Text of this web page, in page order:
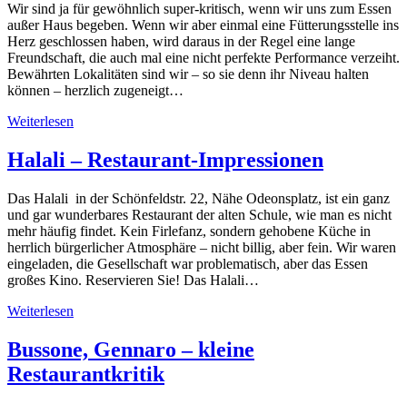
Wir sind ja für gewöhnlich super-kritisch, wenn wir uns zum Essen
außer Haus begeben. Wenn wir aber einmal eine Fütterungsstelle ins
Herz geschlossen haben, wird daraus in der Regel eine lange
Freundschaft, die auch mal eine nicht perfekte Performance verzeiht.
Bewährten Lokalitäten sind wir – so sie denn ihr Niveau halten
können – herzlich zugeneigt…
Weiterlesen
Halali – Restaurant-Impressionen
Das Halali in der Schönfeldstr. 22, Nähe Odeonsplatz, ist ein ganz
und gar wunderbares Restaurant der alten Schule, wie man es nicht
mehr häufig findet. Kein Firlefanz, sondern gehobene Küche in
herrlich bürgerlicher Atmosphäre – nicht billig, aber fein. Wir waren
eingeladen, die Gesellschaft war problematisch, aber das Essen
großes Kino. Reservieren Sie! Das Halali…
Weiterlesen
Bussone, Gennaro – kleine
Restaurantkritik